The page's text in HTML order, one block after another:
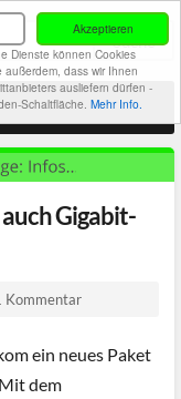
Akzeptieren
Dienste können Cookies
dass wir Ihnen
ausliefern dürfen -
Schaltfläche. Mehr Info.
Gigabit-
Kommentar
ein neues Paket
dem